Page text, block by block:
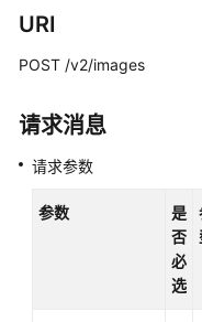
践
API
考
使
前
URI
POST /v2/images
请求消息
请求参数
参数
是
否
必
选